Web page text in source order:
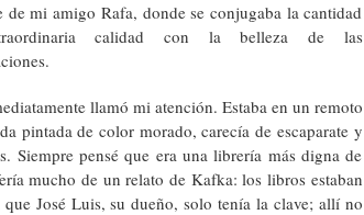
de mi amigo Rafa, donde se conjugaba la cantidad
calidad con la belleza de las
llamó mi atención. Estaba en un remoto
pintada de color morado, carecía de escaparate y
pensé que era una librería más digna de
mucho de un relato de Kafka: los libros estaban
José Luis, su dueño, solo tenía la clave; allí no